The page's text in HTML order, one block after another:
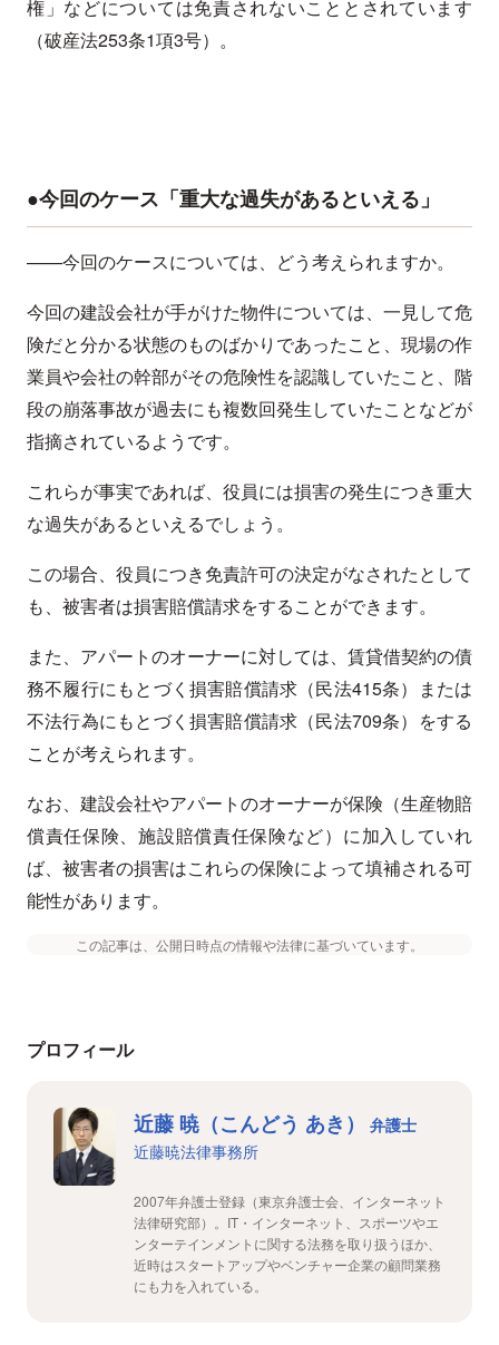
権」などについては免責されないこととされています
（破産法253条1項3号）。
●今回のケース「重大な過失があるといえる」
——今回のケースについては、どう考えられますか。
今回の建設会社が手がけた物件については、一見して危
険だと分かる状態のものばかりであったこと、現場の作
業員や会社の幹部がその危険性を認識していたこと、階
段の崩落事故が過去にも複数回発生していたことなどが
指摘されているようです。
これらが事実であれば、役員には損害の発生につき重大
な過失があるといえるでしょう。
この場合、役員につき免責許可の決定がなされたとして
も、被害者は損害賠償請求をすることができます。
また、アパートのオーナーに対しては、賃貸借契約の債
務不履行にもとづく損害賠償請求（民法415条）または
不法行為にもとづく損害賠償請求（民法709条）をする
ことが考えられます。
なお、建設会社やアパートのオーナーが保険（生産物賠
償責任保険、施設賠償責任保険など）に加入していれ
ば、被害者の損害はこれらの保険によって填補される可
能性があります。
この記事は、公開日時点の情報や法律に基づいています。
プロフィール
近藤 暁（こんどう あき）
弁護士
近藤暁法律事務所
2007年弁護士登録（東京弁護士会、インターネット
法律研究部）。IT・インターネット、スポーツやエ
ンターテインメントに関する法務を取り扱うほか、
近時はスタートアップやベンチャー企業の顧問業務
にも力を入れている。